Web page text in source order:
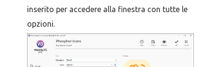
inserito per accedere alla finestra con tutte le
opzioni.